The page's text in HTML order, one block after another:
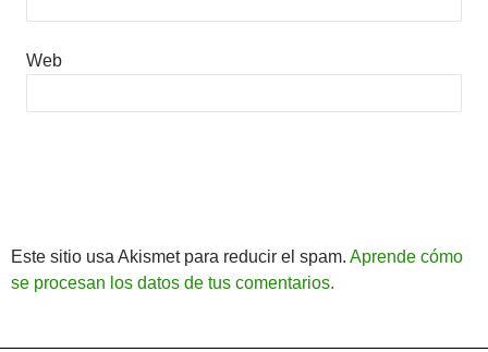
Web
Este sitio usa Akismet para reducir el spam. Aprende cómo
se procesan los datos de tus comentarios.